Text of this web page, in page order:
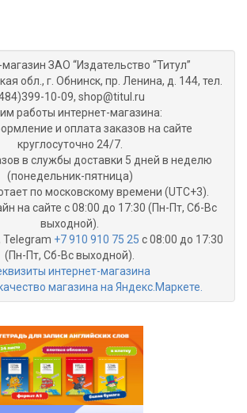
ЗАО “Издательство “Титул”
обл., г. Обнинск, пр. Ленина, д. 144, тел.
10-09, shop@titul.ru
работы интернет-магазина:
и оплата заказов на сайте
круглосуточно 24/7.
в службы доставки 5 дней в неделю
(понедельник-пятница)
по московскому времени (UTC+3).
на сайте с 08:00 до 17:30 (Пн-Пт, Сб-Вс
выходной).
Telegram +7 910 910 75 25 с 08:00 до 17:30
(Пн-Пт, Сб-Вс выходной).
интернет-магазина